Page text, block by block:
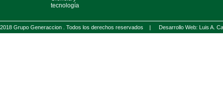
tecnología
2018 Grupo Generaccion . Todos los derechos reservados | Desarrollo Web: Luis